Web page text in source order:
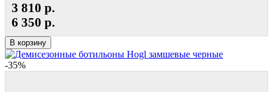
3 810 р.
6 350 р.
В корзину
-35%